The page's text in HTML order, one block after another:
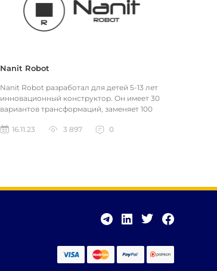
Nanit Robot
Nanit Robot разработал для детей 5-13 лет
инновационный конструктор. Он имеет 30
вариантов трансформаций, заменяет 100
16.11.23
3 897 0